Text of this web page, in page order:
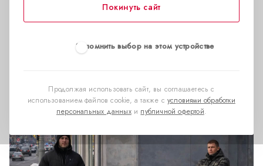
Покинуть сайт
Запомнить выбор на этом устройстве
Продолжая использовать сайт, вы соглашаетесь с
использованием файлов cookie, а также сусловиями обработки
персональных данныхи публичной офертой.